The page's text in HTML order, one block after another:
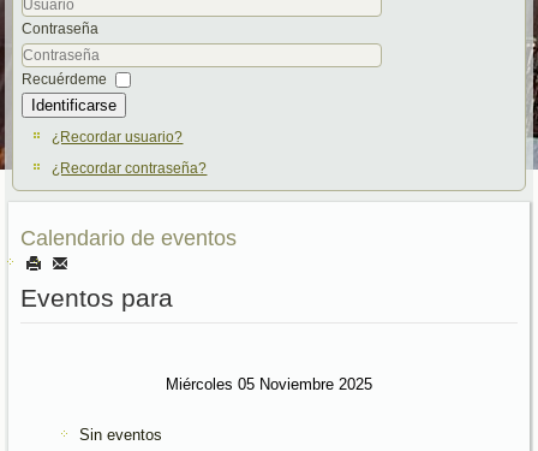
Contraseña
Recuérdeme
Identificarse
¿Recordar usuario?
¿Recordar contraseña?
Calendario de eventos
Eventos para
Miércoles 05 Noviembre 2025
Sin eventos